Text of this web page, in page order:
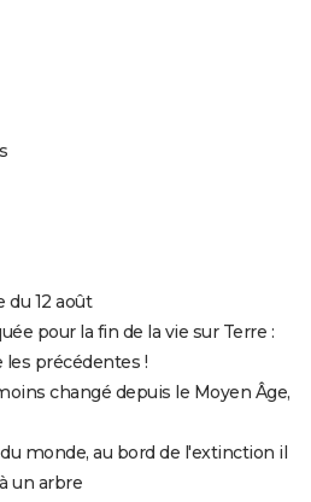
du 12 août
pour la fin de la vie sur Terre :
les précédentes !
changé depuis le Moyen Âge,
monde, au bord de l'extinction il
un arbre